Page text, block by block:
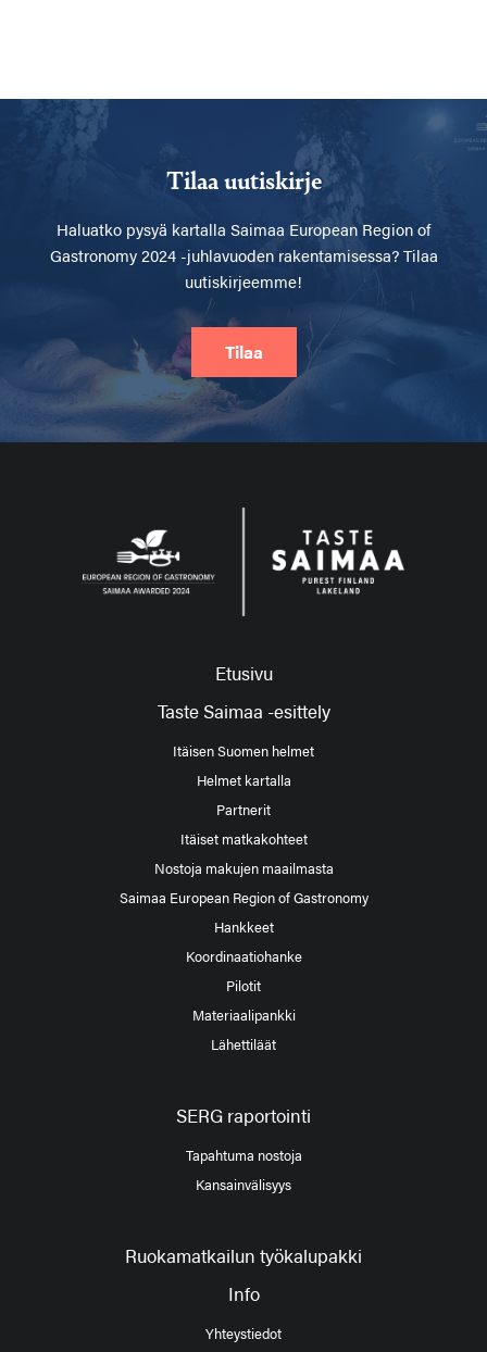
Tilaa uutiskirje
Haluatko pysyä kartalla Saimaa European Region of
Gastronomy 2024 -juhlavuoden rakentamisessa? Tilaa
uutiskirjeemme!
Tilaa
Etusivu
Taste Saimaa -esittely
Itäisen Suomen helmet
Helmet kartalla
Partnerit
Itäiset matkakohteet
Nostoja makujen maailmasta
Saimaa European Region of Gastronomy
Hankkeet
Koordinaatiohanke
Pilotit
Materiaalipankki
Lähettiläät
SERG raportointi
Tapahtuma nostoja
Kansainvälisyys
Ruokamatkailun työkalupakki
Info
Yhteystiedot